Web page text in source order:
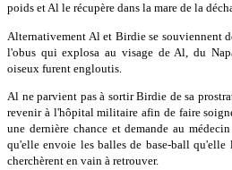
poids et Al le récupère dans la mare de la
Alternativement Al et Birdie se souviennent
l'obus qui explosa au visage de Al, du
oiseux furent engloutis.
Al ne parvient pas à sortir Birdie de sa
revenir à l'hôpital militaire afin de faire
une dernière chance et demande au
qu'elle envoie les balles de base-ball
cherchèrent en vain à retrouver.